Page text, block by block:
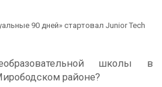
90 дней» стартовал Junior Tech
школы в
районе?